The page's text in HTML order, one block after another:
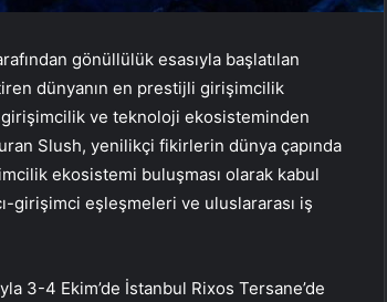
gönüllülük esasıyla başlatılan
dünyanın en prestijli girişimcilik
girişimcilik ve teknoloji ekosisteminden
Slush, yenilikçi fikirlerin dünya çapında
ekosistemi buluşması olarak kabul
girişimci eşleşmeleri ve uluslararası iş
3-4 Ekim’de İstanbul Rixos Tersane’de